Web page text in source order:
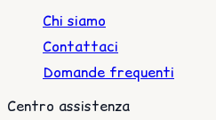
Chi siamo
Contattaci
Domande frequenti
Centro assistenza